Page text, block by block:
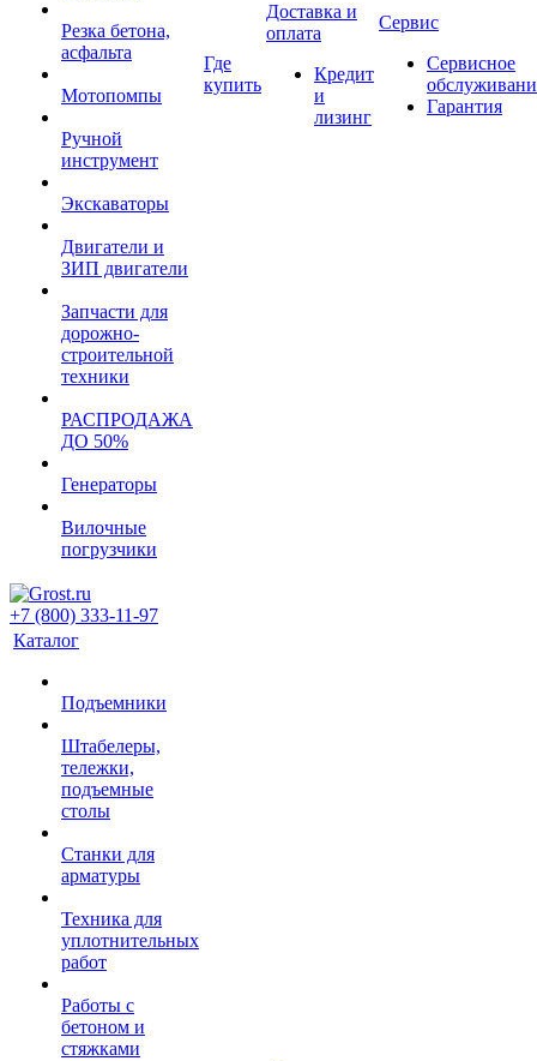
Резка бетона,
асфальта
Мотопомпы
Ручной
инструмент
Экскаваторы
Двигатели и
ЗИП двигатели
Запчасти для
дорожно-
строительной
техники
РАСПРОДАЖА
ДО 50%
Генераторы
Вилочные
погрузчики
Где
купить
Доставка и
оплата
Кредит
и
лизинг
Сервис
Сервисное
Гарантия
+7 (800) 333-11-97
Каталог
Подъемники
Штабелеры,
тележки,
подъемные
столы
Станки для
арматуры
Техника для
уплотнительных
работ
Работы с
бетоном и
стяжками